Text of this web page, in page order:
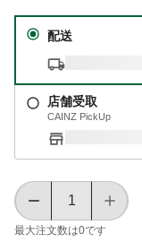
配送
店舗受取
CAINZ PickUp
最大注文数は0です